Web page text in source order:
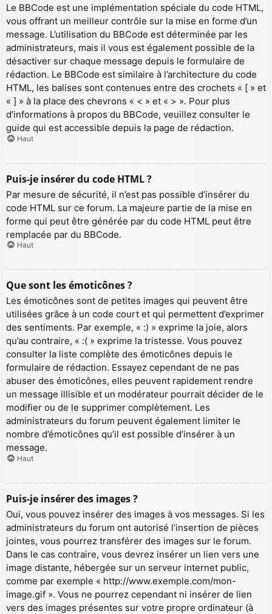
Le BBCode est une implémentation spéciale du code HTML,
vous offrant un meilleur contrôle sur la mise en forme d’un
message. L’utilisation du BBCode est déterminée par les
administrateurs, mais il vous est également possible de la
désactiver sur chaque message depuis le formulaire de
rédaction. Le BBCode est similaire à l’architecture du code
HTML, les balises sont contenues entre des crochets « [ » et
« ] » à la place des chevrons « < » et « > ». Pour plus
d’informations à propos du BBCode, veuillez consulter le
guide qui est accessible depuis la page de rédaction.
Haut
Puis-je insérer du code HTML ?
Par mesure de sécurité, il n’est pas possible d’insérer du
code HTML sur ce forum. La majeure partie de la mise en
forme qui peut être générée par du code HTML peut être
remplacée par du BBCode.
Haut
Que sont les émoticônes ?
Les émoticônes sont de petites images qui peuvent être
utilisées grâce à un code court et qui permettent d’exprimer
des sentiments. Par exemple, « :) » exprime la joie, alors
qu’au contraire, « :( » exprime la tristesse. Vous pouvez
consulter la liste complète des émoticônes depuis le
formulaire de rédaction. Essayez cependant de ne pas
abuser des émoticônes, elles peuvent rapidement rendre
un message illisible et un modérateur pourrait décider de le
modifier ou de le supprimer complètement. Les
administrateurs du forum peuvent également limiter le
nombre d’émoticônes qu’il est possible d’insérer à un
message.
Haut
Puis-je insérer des images ?
Oui, vous pouvez insérer des images à vos messages. Si les
administrateurs du forum ont autorisé l’insertion de pièces
jointes, vous pourrez transférer des images sur le forum.
Dans le cas contraire, vous devrez insérer un lien vers une
image distante, hébergée sur un serveur internet public,
comme par exemple « http://www.exemple.com/mon-
image.gif ». Vous ne pourrez cependant ni insérer de lien
vers des images présentes sur votre propre ordinateur (à